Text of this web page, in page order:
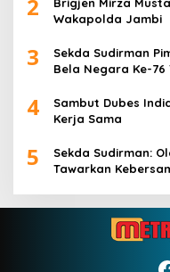
2
Wakapolda Jambi
3
Sekda Sudirman
Bela Negara Ke-76
4
Sambut Dubes
Kerja Sama
5
Sekda Sudirman:
Tawarkan